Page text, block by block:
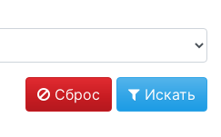
Сброс Искать